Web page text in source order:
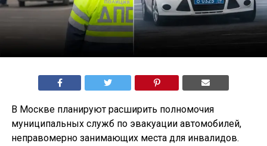
В Москве планируют расширить полномочия
муниципальных служб по эвакуации автомобилей,
неправомерно занимающих места для инвалидов.